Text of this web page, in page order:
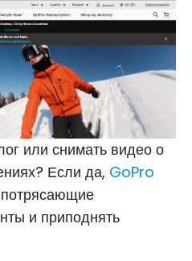
или снимать видео о
Если да, GoPro
потрясающие
и приподнять